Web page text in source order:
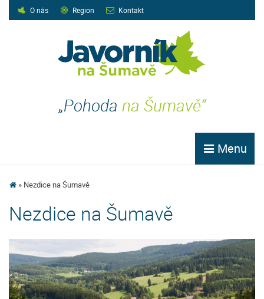
O nás Region Kontakt
„Pohoda na Šumavě“
Menu
Nezdice na Šumavě
Nezdice na Šumavě